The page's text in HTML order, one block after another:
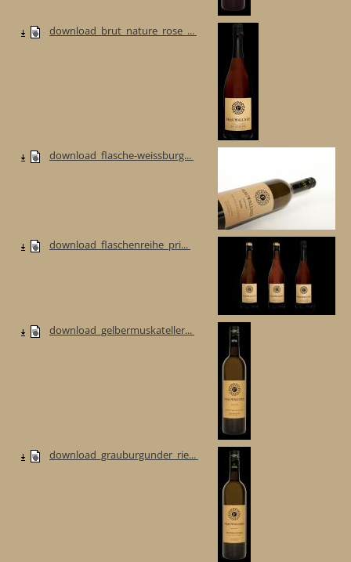
download_brut_nature_rose_...
download_flasche-weissburg...
download_flaschenreihe_pri...
download_gelbermuskateller...
download_grauburgunder_rie...